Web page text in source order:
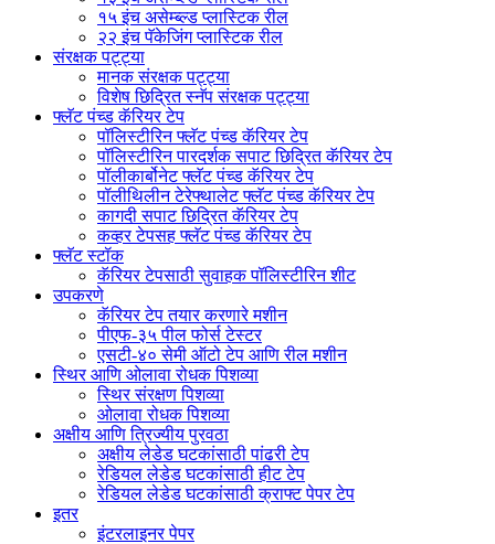
१५ इंच असेम्ब्ल्ड प्लास्टिक रील
२२ इंच पॅकेजिंग प्लास्टिक रील
संरक्षक पट्ट्या
मानक संरक्षक पट्ट्या
विशेष छिद्रित स्नॅप संरक्षक पट्ट्या
फ्लॅट पंच्ड कॅरियर टेप
पॉलिस्टीरिन फ्लॅट पंच्ड कॅरियर टेप
पॉलिस्टीरिन पारदर्शक सपाट छिद्रित कॅरियर टेप
पॉलीकार्बोनेट फ्लॅट पंच्ड कॅरियर टेप
पॉलीथिलीन टेरेफ्थालेट फ्लॅट पंच्ड कॅरियर टेप
कागदी सपाट छिद्रित कॅरियर टेप
कव्हर टेपसह फ्लॅट पंच्ड कॅरियर टेप
फ्लॅट स्टॉक
कॅरियर टेपसाठी सुवाहक पॉलिस्टीरिन शीट
उपकरणे
कॅरियर टेप तयार करणारे मशीन
पीएफ-३५ पील फोर्स टेस्टर
एसटी-४० सेमी ऑटो टेप आणि रील मशीन
स्थिर आणि ओलावा रोधक पिशव्या
स्थिर संरक्षण पिशव्या
ओलावा रोधक पिशव्या
अक्षीय आणि त्रिज्यीय पुरवठा
अक्षीय लेडेड घटकांसाठी पांढरी टेप
रेडियल लेडेड घटकांसाठी हीट टेप
रेडियल लेडेड घटकांसाठी क्राफ्ट पेपर टेप
इतर
इंटरलाइनर पेपर